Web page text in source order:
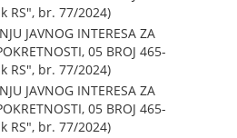
RS", br. 77/2024)
JAVNOG INTERESA ZA
05 BROJ 465-
RS", br. 77/2024)
JAVNOG INTERESA ZA
05 BROJ 465-
RS", br. 77/2024)